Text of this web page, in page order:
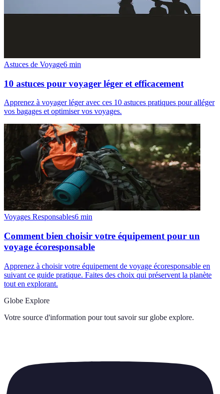
Astuces de Voyage6 min
10 astuces pour voyager léger et efficacement
Apprenez à voyager léger avec ces 10 astuces pratiques pour alléger
vos bagages et optimiser vos voyages.
Voyages Responsables6 min
Comment bien choisir votre équipement pour un
voyage écoresponsable
Apprenez à choisir votre équipement de voyage écoresponsable en
suivant ce guide pratique. Faites des choix qui préservent la planète
tout en explorant.
Globe Explore
Votre source d'information pour tout savoir sur globe explore.